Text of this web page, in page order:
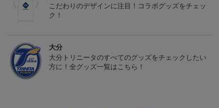
こだわりのデザインに注目！コラボグッズをチェッ
ク！
大分
大分トリニータのすべてのグッズをチェックしたい
方に！全グッズ一覧はこちら！